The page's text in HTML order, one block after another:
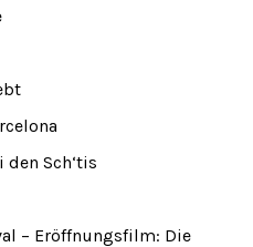
Sch‘tis
– Eröffnungsfilm: Die